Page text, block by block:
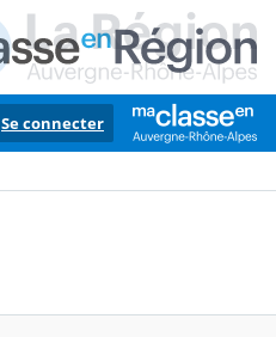
Se connecter